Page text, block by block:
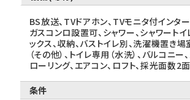
BS放送、TVドアホン、TVモニタ付インター
ガスコンロ設置可、シャワー、シャワートイ
ックス、収納、バストイレ別、洗濯機置き場
（その他）、トイレ専用（水洗）、バルコニー
ローリング、エアコン、ロフト、採光面数2
条件